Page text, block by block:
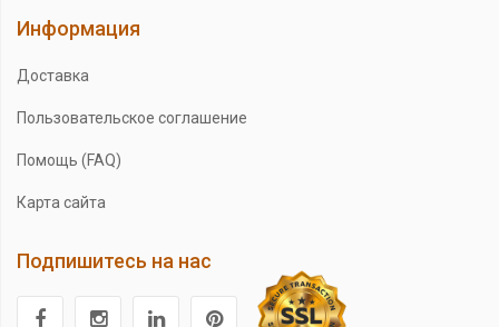
Информация
Доставка
Пользовательское соглашение
Помощь (FAQ)
Карта сайта
Подпишитесь на нас